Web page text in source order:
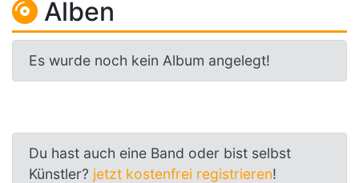
Alben
Es wurde noch kein Album angelegt!
Du hast auch eine Band oder bist selbst
Künstler? jetzt kostenfrei registrieren!